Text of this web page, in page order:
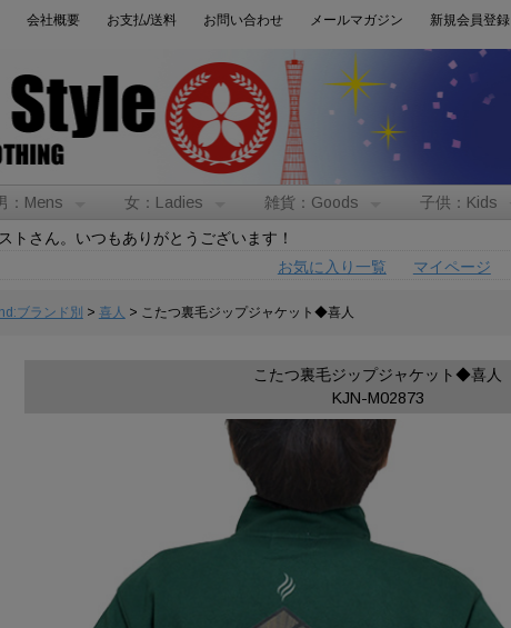
会社概要 お支払/送料 お問い合わせ メールマガジン 新規会員登録
：Mens 女：Ladies 雑貨：Goods 子供：Kids
さん。いつもありがとうございます！
お気に入り一覧
マイページ
ブランド別 > 喜人 > こたつ裏毛ジップジャケット◆喜人
こたつ裏毛ジップジャケット◆喜人
KJN-M02873